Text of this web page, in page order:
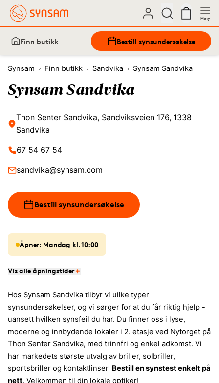
Meny
Finn butikk Bestill synsundersøkelse
Synsam Finn butikk Sandvika Synsam Sandvika
Synsam Sandvika
Thon Senter Sandvika, Sandviksveien 176, 1338
Sandvika
67 54 67 54
sandvika@synsam.com
Bestill synsundersøkelse
Åpner: Mandag kl. 10:00
Vis alle åpningstider
Hos Synsam Sandvika tilbyr vi ulike typer
synsundersøkelser, og vi sørger for at du får riktig hjelp -
uansett hvilken synsfeil du har. Du finner oss i lyse,
moderne og innbydende lokaler i 2. etasje ved Nytorget på
Thon Senter Sandvika, med trinnfri og enkel adkomst. Vi
har markedets største utvalg av briller, solbriller,
sportsbriller og kontaktlinser. Bestill en synstest enkelt på
nett. Velkommen til din lokale optiker!